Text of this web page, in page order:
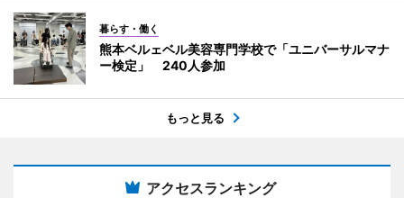
暮らす・働く
熊本ベルェベル美容専門学校で「ユニバーサルマナ
ー検定」 240人参加
もっと見る
アクセスランキング